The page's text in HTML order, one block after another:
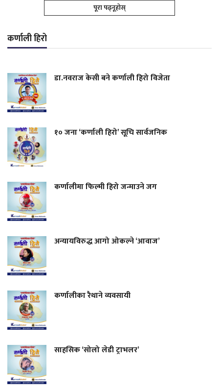
पूरा पढ्नूहोस्
कर्णाली हिरो
डा.नवराज केसी बने कर्णाली हिरो विजेता
१० जना ‘कर्णाली हिरो’ सूचि सार्वजनिक
कर्णालीमा फिल्मी हिरो जन्माउने जग
अन्यायविरुद्ध आगो ओकल्ने ‘आवाज’
कर्णालीका रैथाने व्यवसायी
साहसिक ‘सोलो लेडी ट्राभलर’